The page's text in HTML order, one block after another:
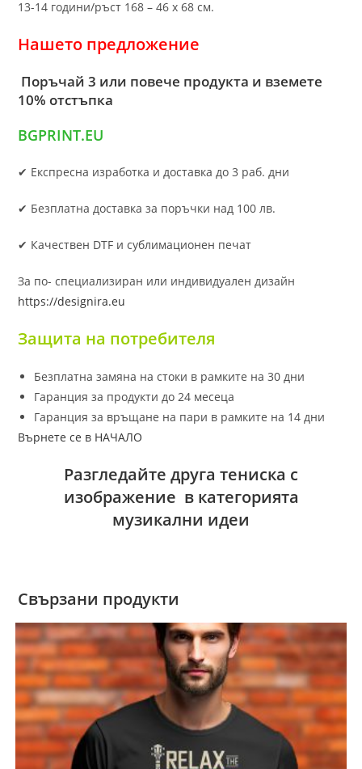
13-14 години/ръст 168 – 46 х 68 см.
Нашето предложение
Поръчай 3 или повече продукта и вземете
10% отстъпка
BGPRINT.EU
✔ Експресна изработка и доставка до 3 раб. дни
✔ Безплатна доставка за поръчки над 100 лв.
✔ Качествен DTF и сублимационен печат
За по- специализиран или индивидуален дизайн
https://designira.eu
Защита на потребителя
Безплатна замяна на стоки в рамките на 30 дни
Гаранция за продукти до 24 месеца
Гаранция за връщане на пари в рамките на 14 дни
Върнете се в НАЧАЛО
Разгледайте друга тениска с
изображение в категорията
музикални идеи
Свързани продукти